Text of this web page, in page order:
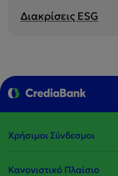
Διακρίσεις ESG
Χρήσιμοι Σύνδεσμοι
Κανονιστικό Πλαίσιο